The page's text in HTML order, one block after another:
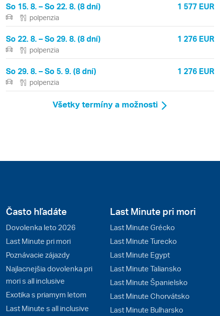
So 15. 8. – So 22. 8. (8 dní) 1 577 EUR
polpenzia
So 22. 8. – So 29. 8. (8 dní) 1 276 EUR
polpenzia
So 29. 8. – So 5. 9. (8 dní) 1 276 EUR
polpenzia
Všetky termíny a možnosti
Často hľadáte
Dovolenka leto 2026
Last Minute pri mori
Poznávacie zájazdy
Najlacnejšia dovolenka pri
mori s all inclusive
Exotika s priamym letom
Last Minute s all inclusive
Last Minute pri mori
Last Minute Grécko
Last Minute Turecko
Last Minute Egypt
Last Minute Taliansko
Last Minute Španielsko
Last Minute Chorvátsko
Last Minute Bulharsko